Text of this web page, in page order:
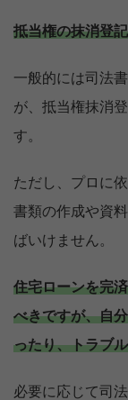
抵当権の抹消登
一般的には司法
が、抵当権抹消
す。
ただし、プロに
書類の作成や資
ばいけません。
住宅ローンを完
べきですが、自
ったり、トラブ
必要に応じて司